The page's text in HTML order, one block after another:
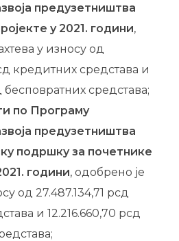
предузетништва
у 2021. години,
у износу од
кредитних средстава и
бесповратних средстава;
по Програму
предузетништва
подршку за почетнике
години, одобрено је
од 27.487.134,71 рсд
и 12.216.660,70 рсд